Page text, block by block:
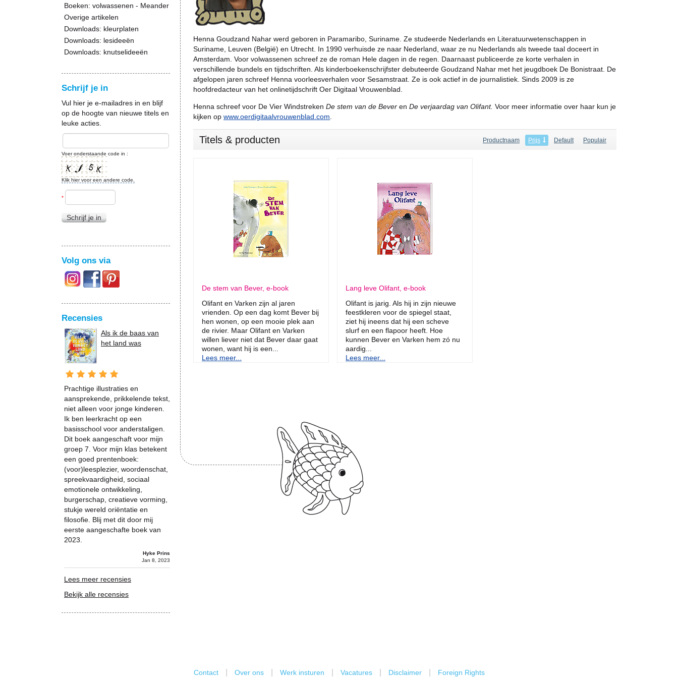
Henna Goudzand Nahar werd geboren in Paramaribo, Suriname. Ze studeerde Nederlands en Literatuurwetenschappen in
Suriname, Leuven (België) en Utrecht. In 1990 verhuisde ze naar Nederland, waar ze nu Nederlands als tweede taal doceert in
Amsterdam. Voor volwassenen schreef ze de roman Hele dagen in de regen. Daarnaast publiceerde ze korte verhalen in
verschillende bundels en tijdschriften. Als kinderboekenschrijfster debuteerde Goudzand Nahar met het jeugdboek De Bonistraat. De
afgelopen jaren schreef Henna voorleesverhalen voor Sesamstraat. Ze is ook actief in de journalistiek. Sinds 2009 is ze
hoofdredacteur van het onlinetijdschrift Oer Digitaal Vrouwenblad.
Henna schreef voor De Vier Windstreken De stem van de Bever en De verjaardag van Olifant. Voor meer informatie over haar kun je
kijken op www.oerdigitaalvrouwenblad.com.
Titels & producten Productnaam Prijs Default Populair
De stem van Bever, e-book
Olifant en Varken zijn al jaren
vrienden. Op een dag komt Bever bij
hen wonen, op een mooie plek aan
de rivier. Maar Olifant en Varken
willen liever niet dat Bever daar gaat
wonen, want hij is een...
Lees meer...
Lang leve Olifant, e-book
Olifant is jarig. Als hij in zijn nieuwe
feestkleren voor de spiegel staat,
ziet hij ineens dat hij een scheve
slurf en een flapoor heeft. Hoe
kunnen Bever en Varken hem zó nu
aardig...
Lees meer...
Boeken: volwassenen - Meander
Overige artikelen
Downloads: kleurplaten
Downloads: lesideeën
Downloads: knutselideeën
Schrijf je in
Vul hier je e-mailadres in en blijf
op de hoogte van nieuwe titels en
leuke acties.
Voer onderstaande code in :
Klik hier voor een andere code.
*
Schrijf je in
Volg ons via
Recensies
Als ik de baas van
het land was
Prachtige illustraties en
aansprekende, prikkelende tekst,
niet alleen voor jonge kinderen.
Ik ben leerkracht op een
basisschool voor anderstaligen.
Dit boek aangeschaft voor mijn
groep 7. Voor mijn klas betekent
een goed prentenboek:
(voor)leesplezier, woordenschat,
spreekvaardigheid, sociaal
emotionele ontwikkeling,
burgerschap, creatieve vorming,
stukje wereld oriëntatie en
filosofie. Blij met dit door mij
eerste aangeschafte boek van
2023.
Hyke Prins
Jan 8, 2023
Lees meer recensies
Bekijk alle recensies
Contact Over ons Werk insturen Vacatures Disclaimer Foreign Rights